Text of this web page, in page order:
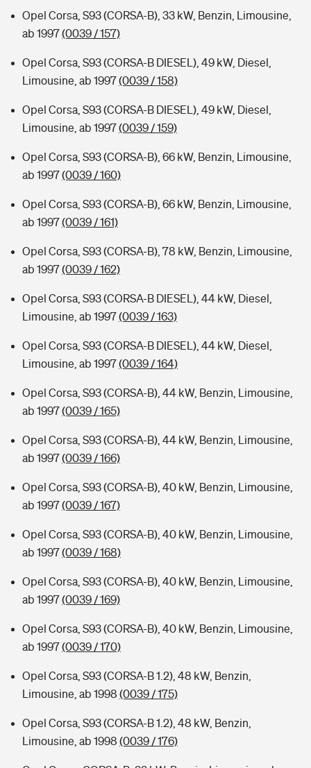
Opel Corsa, S93 (CORSA-B), 33 kW, Benzin, Limousine,
ab 1997(0039 / 157)
Opel Corsa, S93 (CORSA-B DIESEL), 49 kW, Diesel,
Limousine, ab 1997(0039 / 158)
Opel Corsa, S93 (CORSA-B DIESEL), 49 kW, Diesel,
Limousine, ab 1997(0039 / 159)
Opel Corsa, S93 (CORSA-B), 66 kW, Benzin, Limousine,
ab 1997(0039 / 160)
Opel Corsa, S93 (CORSA-B), 66 kW, Benzin, Limousine,
ab 1997(0039 / 161)
Opel Corsa, S93 (CORSA-B), 78 kW, Benzin, Limousine,
ab 1997(0039 / 162)
Opel Corsa, S93 (CORSA-B DIESEL), 44 kW, Diesel,
Limousine, ab 1997(0039 / 163)
Opel Corsa, S93 (CORSA-B DIESEL), 44 kW, Diesel,
Limousine, ab 1997(0039 / 164)
Opel Corsa, S93 (CORSA-B), 44 kW, Benzin, Limousine,
ab 1997(0039 / 165)
Opel Corsa, S93 (CORSA-B), 44 kW, Benzin, Limousine,
ab 1997(0039 / 166)
Opel Corsa, S93 (CORSA-B), 40 kW, Benzin, Limousine,
ab 1997(0039 / 167)
Opel Corsa, S93 (CORSA-B), 40 kW, Benzin, Limousine,
ab 1997(0039 / 168)
Opel Corsa, S93 (CORSA-B), 40 kW, Benzin, Limousine,
ab 1997(0039 / 169)
Opel Corsa, S93 (CORSA-B), 40 kW, Benzin, Limousine,
ab 1997(0039 / 170)
Opel Corsa, S93 (CORSA-B 1.2), 48 kW, Benzin,
Limousine, ab 1998 (0039 / 175)
Opel Corsa, S93 (CORSA-B 1.2), 48 kW, Benzin,
Limousine, ab 1998 (0039 / 176)